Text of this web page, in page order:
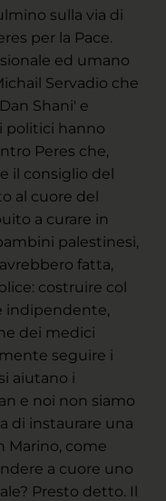
sulla via di
per la Pace.
ed umano
Servadio che
Shani' e
politici hanno
Peres che,
il consiglio del
al cuore del
a curare in
palestinesi,
fatta,
costruire col
indipendente,
dei medici
seguire i
aiutano i
e noi non siamo
di instaurare una
Marino, come
a cuore uno
Presto detto. Il